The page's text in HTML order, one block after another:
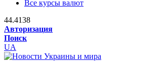
Все курсы валют
44.4138
Авторизация
Поиск
UA